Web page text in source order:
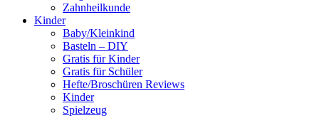
Zahnheilkunde
Kinder
Baby/Kleinkind
Basteln – DIY
Gratis für Kinder
Gratis für Schüler
Hefte/Broschüren Reviews
Kinder
Spielzeug